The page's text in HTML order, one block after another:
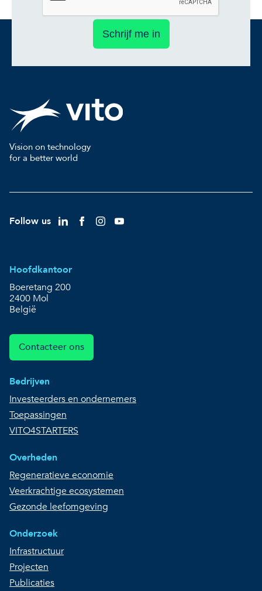
Schrijf me in
Vision on technology
for a better world
Follow us
Hoofdkantoor
Boeretang 200
2400 Mol
België
Contacteer ons
Bedrijven
Investeerders en ondernemers
Toepassingen
VITO4STARTERS
Overheden
Regeneratieve economie
Veerkrachtige ecosystemen
Gezonde leefomgeving
Onderzoek
Infrastructuur
Projecten
Publicaties